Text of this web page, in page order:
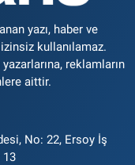
yazı, haber ve
kullanılamaz.
reklamların
aittir.
No: 22, Ersoy İş
13